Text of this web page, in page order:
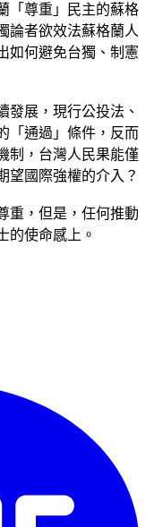
「尊重」民主的蘇格
論者欲效法蘇格蘭人
如何避免台獨、制憲
發展，現行公投法、
「通過」條件，反而
制，台灣人民果能僅
望國際強權的介入？
重，但是，任何推動
的使命感上。